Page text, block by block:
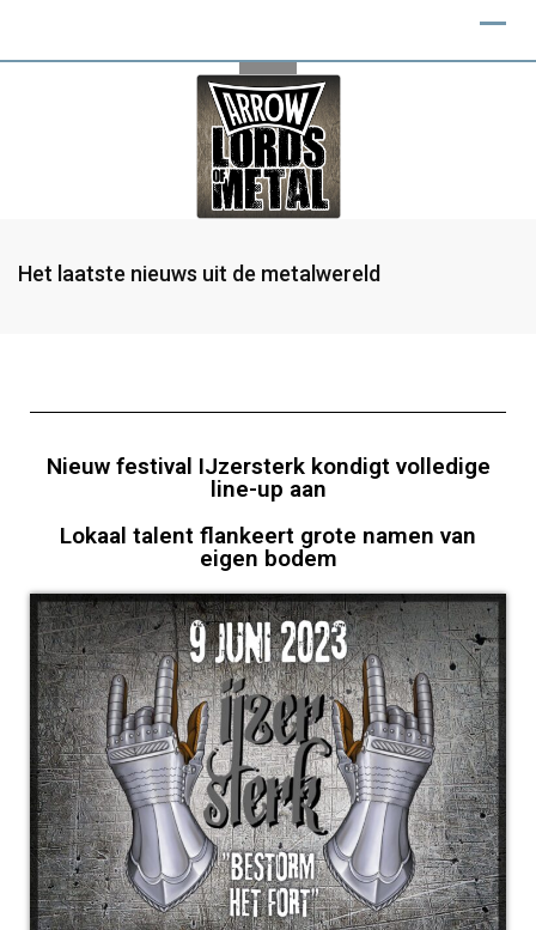
Het laatste nieuws uit de metalwereld
Nieuw festival IJzersterk kondigt volledige
line-up aan
Lokaal talent flankeert grote namen van
eigen bodem